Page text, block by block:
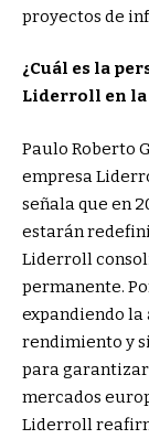
proyectos de
¿Cuál es la
Liderroll en la
Paulo Roberto
empresa
señala que en
estarán
Liderroll
permanente.
expandiendo
rendimiento y
para
mercados
Liderroll